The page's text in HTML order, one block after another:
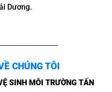
Dương.
CHÚNG TÔI
SINH MÔI TRƯỜNG TẤN